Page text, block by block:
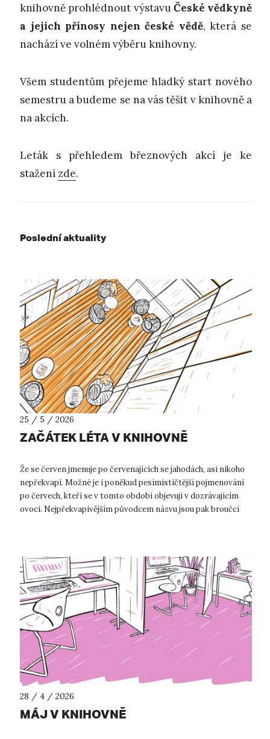
knihovně prohlédnout výstavuČeské vědkyně
a jejich přínosy nejen české vědě, která se
nachází ve volném výběru knihovny.
Všem studentům přejeme hladký start nového
semestru a budeme se na vás těšit v knihovně a
na akcích.
Leták s přehledem březnových akcí je ke
stažení zde.
Poslední aktuality
25 / 5 / 2026
ZAČÁTEK LÉTA V KNIHOVNĚ
Že se červen jmenuje po červenajících se jahodách, asi nikoho
nepřekvapí. Možné je i poněkud pesimističtější pojmenování
po červech, kteří se v tomto období objevují v dozrávajícím
ovoci. Nejpřekvapivějším původcem názvu jsou pak broučci
28 / 4 / 2026
MÁJ V KNIHOVNĚ